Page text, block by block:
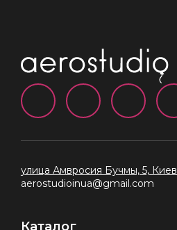
улица Амвросия Бучмы, 5, Киев
aerostudioinua@gmail.com
Каталог